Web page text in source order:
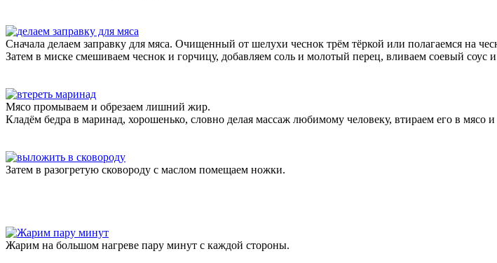
Сначала делаем заправку для мяса. Очищенный от шелухи чеснок трём тёркой или полагаемся на
Затем в миске смешиваем чеснок и горчицу, добавляем соль и молотый перец, вливаем соевый соус
Мясо промываем и обрезаем лишний жир.
Кладём бедра в маринад, хорошенько, словно делая массаж любимому человеку, втираем его в мясо
Затем в разогретую сковороду с маслом помещаем ножки.
Жарим на большом нагреве пару минут с каждой стороны.